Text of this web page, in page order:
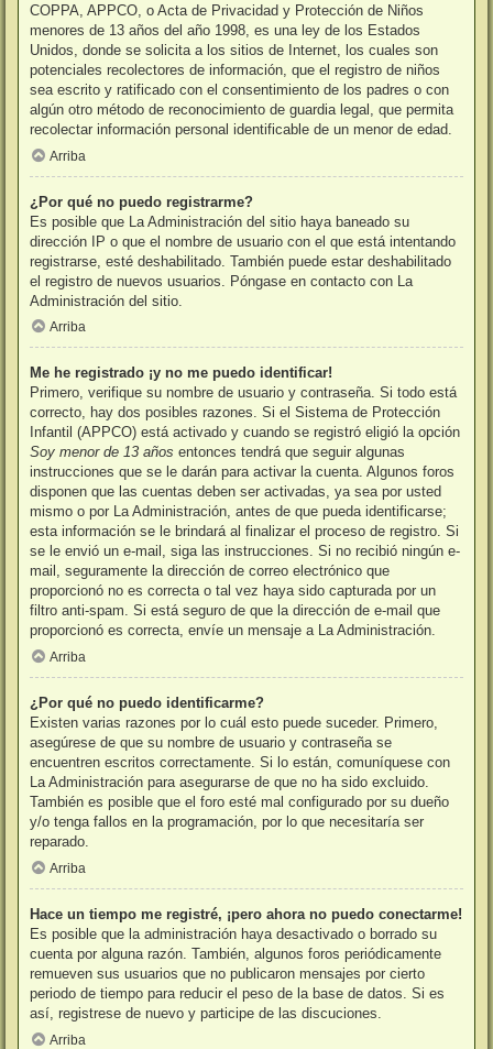
COPPA, APPCO, o Acta de Privacidad y Protección de Niños
menores de 13 años del año 1998, es una ley de los Estados
Unidos, donde se solicita a los sitios de Internet, los cuales son
potenciales recolectores de información, que el registro de niños
sea escrito y ratificado con el consentimiento de los padres o con
algún otro método de reconocimiento de guardia legal, que permita
recolectar información personal identificable de un menor de edad.
Arriba
¿Por qué no puedo registrarme?
Es posible que La Administración del sitio haya baneado su
dirección IP o que el nombre de usuario con el que está intentando
registrarse, esté deshabilitado. También puede estar deshabilitado
el registro de nuevos usuarios. Póngase en contacto con La
Administración del sitio.
Arriba
Me he registrado ¡y no me puedo identificar!
Primero, verifique su nombre de usuario y contraseña. Si todo está
correcto, hay dos posibles razones. Si el Sistema de Protección
Infantil (APPCO) está activado y cuando se registró eligió la opción
Soy menor de 13 años entonces tendrá que seguir algunas
instrucciones que se le darán para activar la cuenta. Algunos foros
disponen que las cuentas deben ser activadas, ya sea por usted
mismo o por La Administración, antes de que pueda identificarse;
esta información se le brindará al finalizar el proceso de registro. Si
se le envió un e-mail, siga las instrucciones. Si no recibió ningún e-
mail, seguramente la dirección de correo electrónico que
proporcionó no es correcta o tal vez haya sido capturada por un
filtro anti-spam. Si está seguro de que la dirección de e-mail que
proporcionó es correcta, envíe un mensaje a La Administración.
Arriba
¿Por qué no puedo identificarme?
Existen varias razones por lo cuál esto puede suceder. Primero,
asegúrese de que su nombre de usuario y contraseña se
encuentren escritos correctamente. Si lo están, comuníquese con
La Administración para asegurarse de que no ha sido excluido.
También es posible que el foro esté mal configurado por su dueño
y/o tenga fallos en la programación, por lo que necesitaría ser
reparado.
Arriba
Hace un tiempo me registré, ¡pero ahora no puedo conectarme!
Es posible que la administración haya desactivado o borrado su
cuenta por alguna razón. También, algunos foros periódicamente
remueven sus usuarios que no publicaron mensajes por cierto
periodo de tiempo para reducir el peso de la base de datos. Si es
así, registrese de nuevo y participe de las discuciones.
Arriba